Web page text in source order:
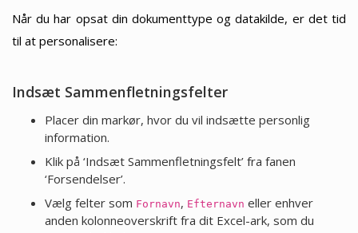
Når du har opsat din dokumenttype og datakilde, er det tid
til at personalisere:
Indsæt Sammenfletningsfelter
Placer din markør, hvor du vil indsætte personlig
information.
Klik på ‘Indsæt Sammenfletningsfelt’ fra fanen
‘Forsendelser’.
Vælg felter som Fornavn, Efternavn eller enhver
anden kolonneoverskrift fra dit Excel-ark, som du